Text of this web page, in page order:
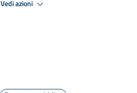
Vedi azioni